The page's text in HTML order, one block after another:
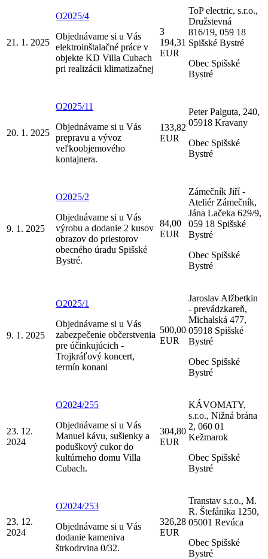
21. 1. 2025
O2025/4
Objednávame si u Vás
elektroinštalačné práce v
objekte KD Villa Cubach
pri realizácii klimatizačnej
3
194,31
EUR
ToP electric, s.r.o.,
Družstevná
816/19, 059 18
Spišské Bystré
Obec Spišské
Bystré
20. 1. 2025
O2025/11
Objednávame si u Vás
prepravu a vývoz
veľkoobjemového
kontajnera.
133,82
EUR
Peter Palguta, 240,
05918 Kravany
Obec Spišské
Bystré
9. 1. 2025
O2025/2
Objednávame si u Vás
výrobu a dodanie 2 kusov
obrazov do priestorov
obecného úradu Spišské
Bystré.
84,00
EUR
Zámečník Jiří -
Ateliér Zámečník,
Jána Lačeka 629/9,
059 18 Spišské
Bystré
Obec Spišské
Bystré
9. 1. 2025
O2025/1
Objednávame si u Vás
zabezpečenie občerstvenia
pre účinkujúcich -
Trojkráľový koncert,
termín konani
500,00
EUR
Jaroslav Alžbetkin
- prevádzkareň,
Michalská 477,
05918 Spišské
Bystré
Obec Spišské
Bystré
23. 12.
2024
O2024/255
Objednávame si u Vás
Manuel kávu, sušienky a
poduškový cukor do
kultúrneho domu Villa
Cubach.
304,80
EUR
KÁVOMATY,
s.r.o., Nižná brána
2, 060 01
Kežmarok
Obec Spišské
Bystré
23. 12.
2024
O2024/253
Objednávame si u Vás
dodanie kameniva
štrkodrvina 0/32.
326,28
EUR
Transtav s.r.o., M.
R. Štefánika 1250,
05001 Revúca
Obec Spišské
Bystré